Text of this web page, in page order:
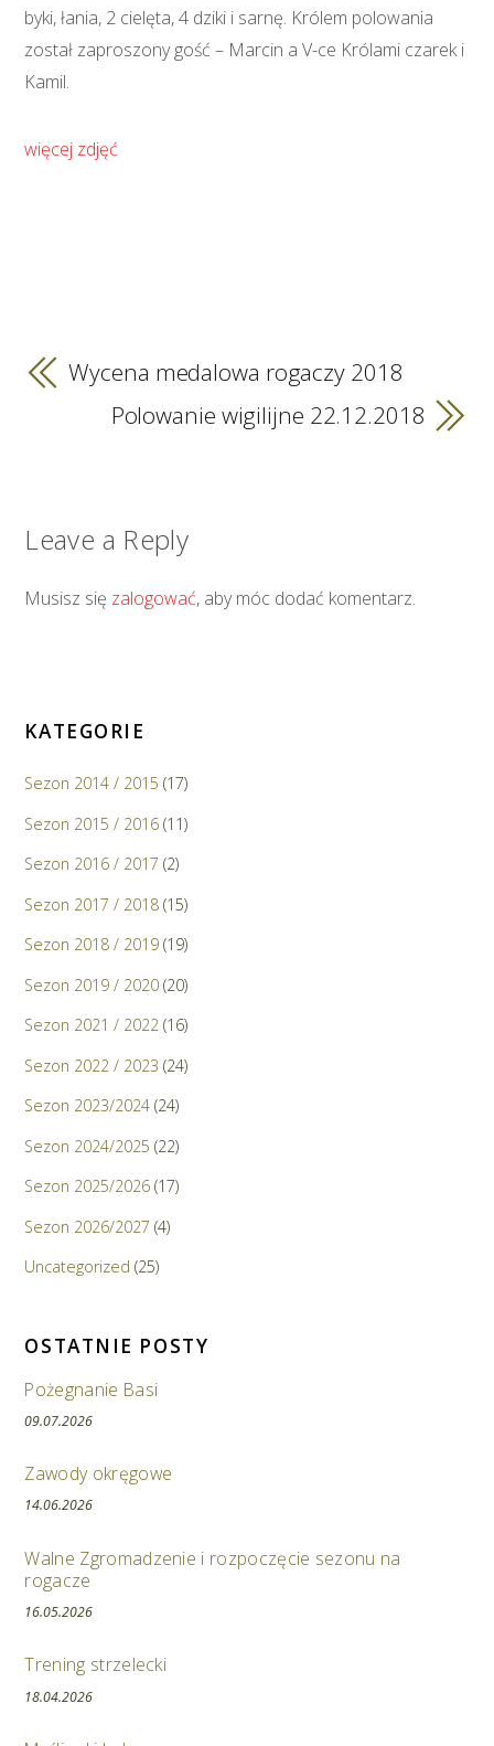
byki, łania, 2 cielęta, 4 dziki i sarnę. Królem polowania
został zaproszony gość – Marcin a V-ce Królami czarek i
Kamil.
więcej zdjęć
Wycena medalowa rogaczy 2018
Polowanie wigilijne 22.12.2018
Leave a Reply
Musisz się zalogować, aby móc dodać komentarz.
KATEGORIE
Sezon 2014 / 2015 (17)
Sezon 2015 / 2016 (11)
Sezon 2016 / 2017 (2)
Sezon 2017 / 2018 (15)
Sezon 2018 / 2019 (19)
Sezon 2019 / 2020 (20)
Sezon 2021 / 2022 (16)
Sezon 2022 / 2023 (24)
Sezon 2023/2024 (24)
Sezon 2024/2025 (22)
Sezon 2025/2026 (17)
Sezon 2026/2027 (4)
Uncategorized (25)
OSTATNIE POSTY
Pożegnanie Basi
09.07.2026
Zawody okręgowe
14.06.2026
Walne Zgromadzenie i rozpoczęcie sezonu na
rogacze
16.05.2026
Trening strzelecki
18.04.2026